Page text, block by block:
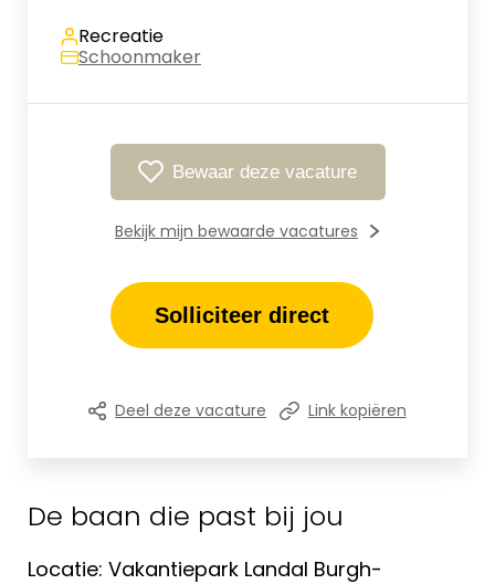
De baan die past bij jou
Locatie: Vakantiepark Landal Burgh-
Recreatie
Schoonmaker
Bewaar deze vacature
Bekijk mijn bewaarde vacatures
Solliciteer direct
Deel deze vacature Link kopiëren